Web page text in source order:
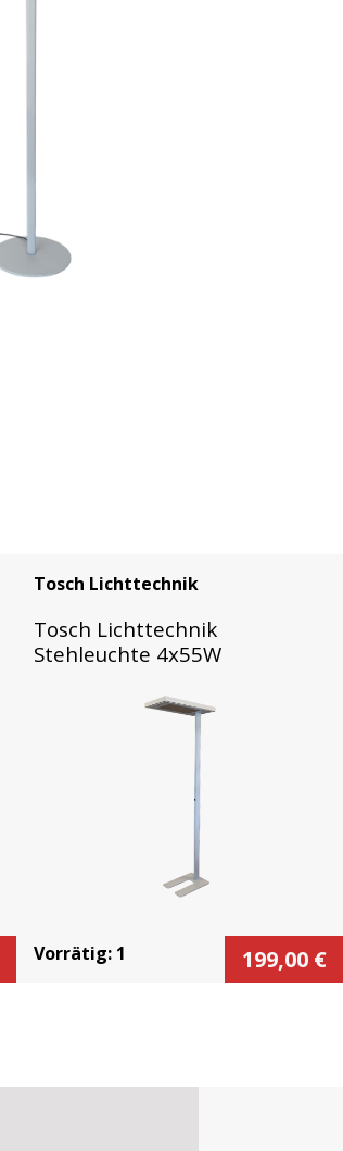
Tosch Lichttechnik
Tosch Lichttechnik
Stehleuchte 4x55W
Vorrätig: 1 199,00 €